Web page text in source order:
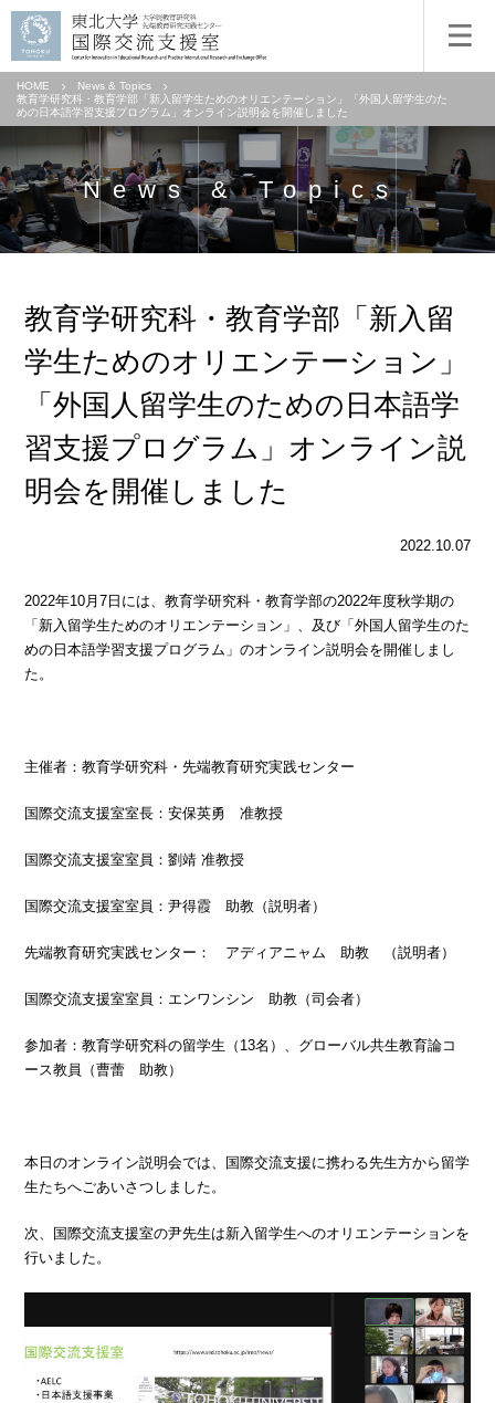
HOME
News & Topics
教育学研究科・教育学部「新入留学生ためのオリエンテーション」「外国人留学生のた
めの日本語学習支援プログラム」オンライン説明会を開催しました
News & Topics
教育学研究科・教育学部「新入留
学生ためのオリエンテーション」
「外国人留学生のための日本語学
習支援プログラム」オンライン説
明会を開催しました
2022.10.07
2022年10月7日には、教育学研究科・教育学部の2022年度秋学期の
「新入留学生ためのオリエンテーション」、及び「外国人留学生のた
めの日本語学習支援プログラム」のオンライン説明会を開催しまし
た。
主催者：教育学研究科・先端教育研究実践センター
国際交流支援室室長：安保英勇 准教授
国際交流支援室室員：劉靖 准教授
国際交流支援室室員：尹得霞 助教（説明者）
先端教育研究実践センター： アディアニャム 助教 （説明者）
国際交流支援室室員：エンワンシン 助教（司会者）
参加者：教育学研究科の留学生（13名）、グローバル共生教育論コ
ース教員（曹蕾 助教）
本日のオンライン説明会では、国際交流支援に携わる先生方から留学
生たちへごあいさつしました。
次、国際交流支援室の尹先生は新入留学生へのオリエンテーションを
行いました。